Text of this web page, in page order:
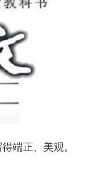
端正、美观。